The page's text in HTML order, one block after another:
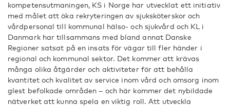
kompetensutmaningen, KS i Norge har utvecklat ett initiativ
med målet att öka rekryteringen av sjuksköterskor och
vårdpersonal till kommunal hälso- och sjukvård och KL i
Danmark har tillsammans med bland annat Danske
Regioner satsat på en insats för vägar till fler händer i
regional och kommunal sektor. Det kommer att krävas
många olika åtgärder och aktiviteter för att behålla
kvantitet och kvalitet av service inom vård och omsorg inom
glest befolkade områden – och här kommer det nybildade
nätverket att kunna spela en viktig roll. Att utveckla